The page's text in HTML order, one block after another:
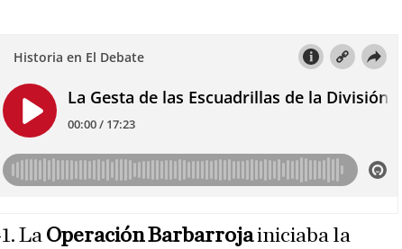
La Operación Barbarrojainiciaba la